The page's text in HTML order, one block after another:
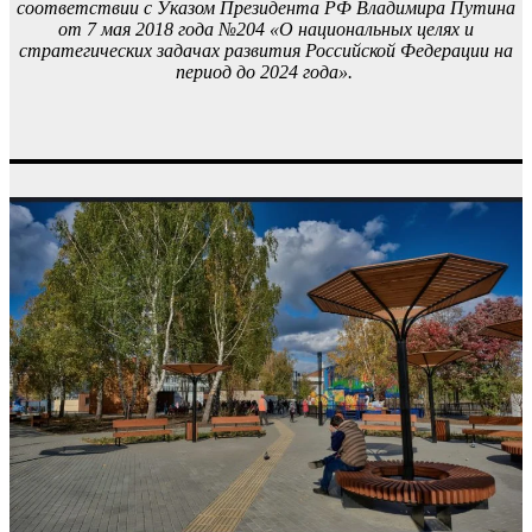
соответствии с Указом Президента РФ Владимира Путина
от 7 мая 2018 года №204 «О национальных целях и
стратегических задачах развития Российской Федерации на
период до 2024 года».